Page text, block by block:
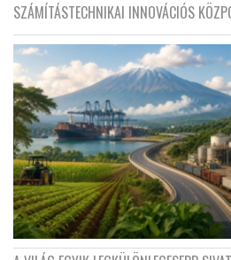
SZÁMÍTÁSTECHNIKAI INNOVÁCIÓS